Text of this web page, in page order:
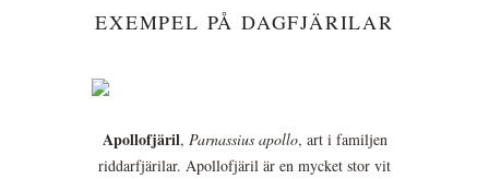
EXEMPEL PÅ DAGFJÄRILAR
Apollofjäril, Parnassius apollo, art i familjen
riddarfjärilar. Apollofjäril är en mycket stor vit